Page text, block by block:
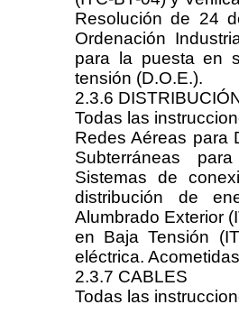
Resolución de 24
Ordenación
para la puesta en
tensión (D.O.E.).
2.3.6
Todas las
Redes Aéreas para
Subterráneas
Sistemas de
distribución de
Alumbrado Exterior
en Baja Tensión
eléctrica.
2.3.7 CABLES
Todas las